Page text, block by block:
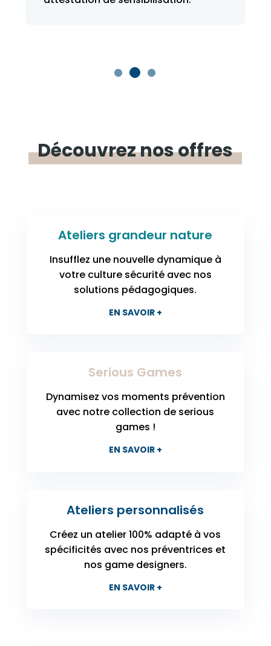
Découvreznosoffres
Ateliers grandeur nature
Insufflez une nouvelle dynamique à
votre culture sécurité avec nos
solutions pédagogiques.
EN SAVOIR +
Serious Games
Dynamisez vos moments prévention
avec notre collection de serious
games !
EN SAVOIR +
Ateliers personnalisés
Créez un atelier 100% adapté à vos
spécificités avec nos préventrices et
nos game designers.
EN SAVOIR +